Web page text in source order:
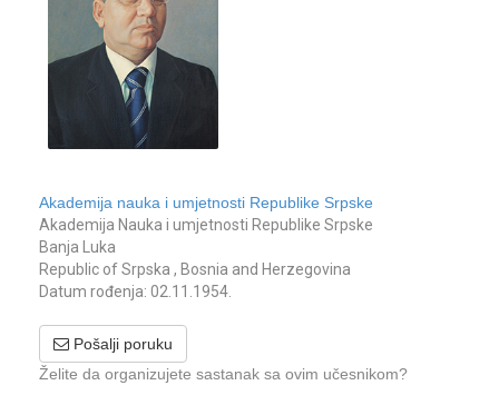
Akademija nauka i umjetnosti Republike Srpske
Akademija Nauka i umjetnosti Republike Srpske
Banja Luka
Republic of Srpska , Bosnia and Herzegovina
Datum rođenja: 02.11.1954.
Pošalji poruku
Želite da organizujete sastanak sa ovim učesnikom?